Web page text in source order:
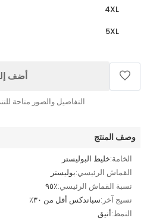
4XL
5XL
أضف
التفاصيل والصور متاحة
وصف المنتج
الخامة:خليط البوليستر
القماش الرئيسي:بوليستر
نسبة القماش الرئيسي:٪٩٥
نسيج آخر:سباندكس أقل من ٣٠٪
النمط:أنيق